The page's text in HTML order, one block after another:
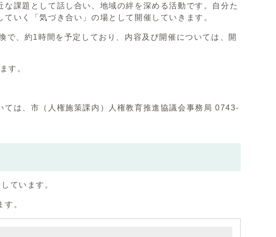
課題として話し合い、地域の絆を深める活動です。自分た
いく「気づき合い」の場として開催していきます。
、約1時間を予定しており、内容及び開催については、開
す。
は、市（人権施策課内）人権教育推進協議会事務局 0743-
ています。
。